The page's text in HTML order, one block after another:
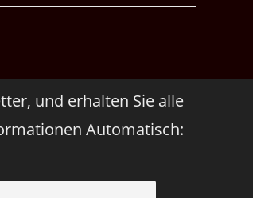
und erhalten Sie alle
Automatisch: